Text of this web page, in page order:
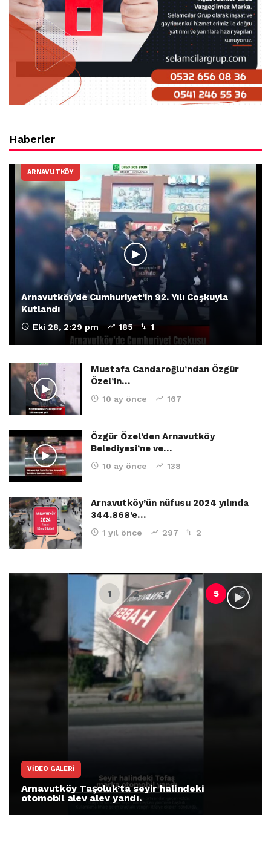
Haberler
ARNAVUTKÖY
Arnavutköy’de Cumhuriyet’in 92. Yılı Coşkuyla
Kutlandı
Eki 28, 2:29 pm 185 1
Mustafa Candaroğlu’ndan Özgür
Özel’in…
10 ay önce 167
Özgür Özel’den Arnavutköy
Belediyesi’ne ve…
10 ay önce 138
Arnavutköy’ün nüfusu 2024 yılında
344.868’e…
1 yıl önce 297 2
VIDEO GALERI
Arnavutköy Taşoluk’ta seyir halindeki
otomobil alev alev yandı.